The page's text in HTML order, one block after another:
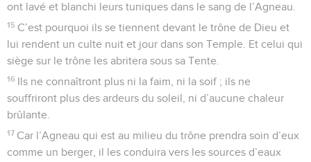
ont lavé et blanchi leurs tuniques dans le sang de l’Agneau.
15 C’est pourquoi ils se tiennent devant le trône de Dieu et
lui rendent un culte nuit et jour dans son Temple. Et celui qui
siège sur le trône les abritera sous sa Tente.
16 Ils ne connaîtront plus ni la faim, ni la soif ; ils ne
souffriront plus des ardeurs du soleil, ni d’aucune chaleur
brûlante.
17 Car l’Agneau qui est au milieu du trône prendra soin d’eux
comme un berger, il les conduira vers les sources d’eaux